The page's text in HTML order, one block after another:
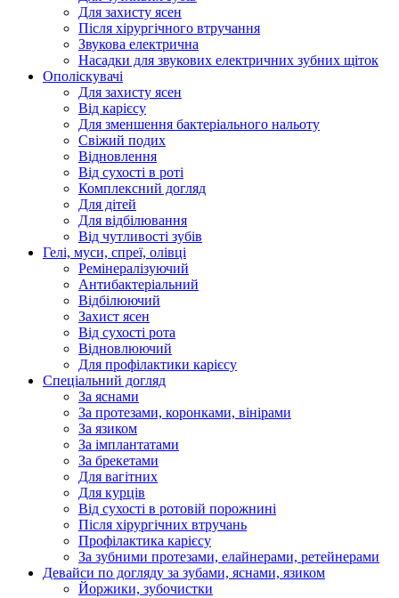
Для захисту ясен
Після хірургічного втручання
Звукова електрична
Насадки для звукових електричних зубних щіток
Ополіскувачі
Для захисту ясен
Від карієсу
Для зменшення бактеріального нальоту
Свіжий подих
Відновлення
Від сухості в роті
Комплексний догляд
Для дітей
Для відбілювання
Від чутливості зубів
Гелі, муси, спреї, олівці
Ремінералізуючий
Антибактеріальний
Відбілюючий
Захист ясен
Від сухості рота
Відновлюючий
Для профілактики карієсу
Спеціальний догляд
За яснами
За протезами, коронками, вінірами
За язиком
За імплантатами
За брекетами
Для вагітних
Для курців
Від сухості в ротовій порожнині
Після хірургічних втручань
Профілактика карієсу
За зубними протезами, елайнерами, ретейнерами
Девайси по догляду за зубами, яснами, язиком
Йоржики, зубочистки